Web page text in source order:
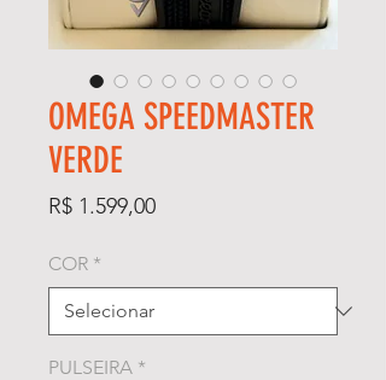
OMEGA SPEEDMASTER
VERDE
R$ 1.599,00Preço
COR *
PULSEIRA *